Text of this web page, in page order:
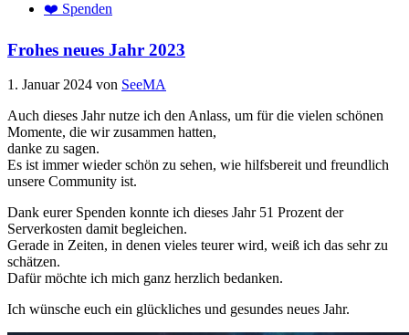
❤️ Spenden
Frohes neues Jahr 2023
1. Januar 2024 von SeeMA
Auch dieses Jahr nutze ich den Anlass, um für die vielen schönen
Momente, die wir zusammen hatten,
danke zu sagen.
Es ist immer wieder schön zu sehen, wie hilfsbereit und freundlich
unsere Community ist.
Dank eurer Spenden konnte ich dieses Jahr 51 Prozent der
Serverkosten damit begleichen.
Gerade in Zeiten, in denen vieles teurer wird, weiß ich das sehr zu
schätzen.
Dafür möchte ich mich ganz herzlich bedanken.
Ich wünsche euch ein glückliches und gesundes neues Jahr.